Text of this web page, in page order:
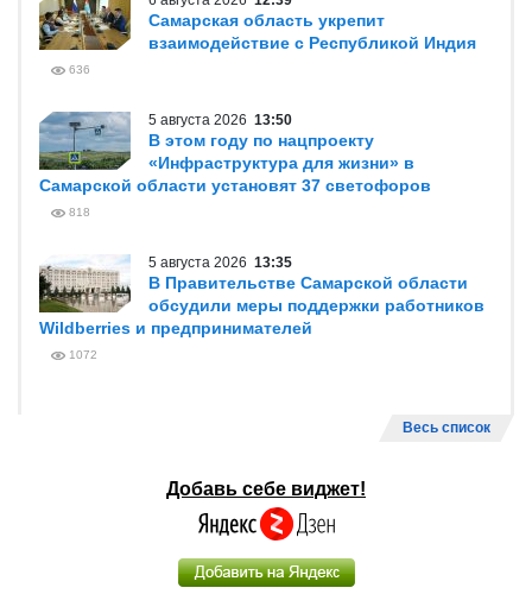
Самарская область укрепит
взаимодействие с Республикой Индия
636
5 августа 2026 13:50
В этом году по нацпроекту
«Инфраструктура для жизни» в
Самарской области установят 37 светофоров
818
5 августа 2026 13:35
В Правительстве Самарской области
обсудили меры поддержки работников
Wildberries и предпринимателей
1072
Весь список
Добавь себе виджет!